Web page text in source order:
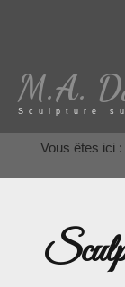
M.A.
Sculpture
Vous êtes ici :